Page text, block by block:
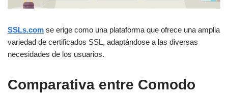
SSLs.com se erige como una plataforma que ofrece una amplia
variedad de certificados SSL, adaptándose a las diversas
necesidades de los usuarios.
Comparativa entre Comodo